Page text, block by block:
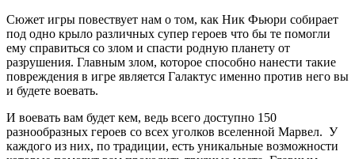
Сюжет игры повествует нам о том, как Ник Фьюри собирает
под одно крыло различных супер героев что бы те помогли
ему справиться со злом и спасти родную планету от
разрушения. Главным злом, которое способно нанести такие
повреждения в игре является Галактус именно против него вы
и будете воевать.
И воевать вам будет кем, ведь всего доступно 150
разнообразных героев со всех уголков вселенной Марвел. У
каждого из них, по традиции, есть уникальные возможности